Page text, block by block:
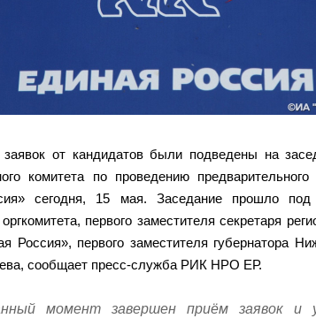
от кандидатов были подведены на
комитета по проведению
сегодня, 15 мая. Заседание прошло под
первого заместителя секретаря
Россия», первого заместителя губернатора
сообщает пресс-служба РИК НРО ЕР.
момент завершен приём заявок и